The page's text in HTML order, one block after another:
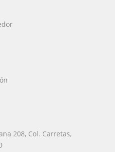
208, Col. Carretas,